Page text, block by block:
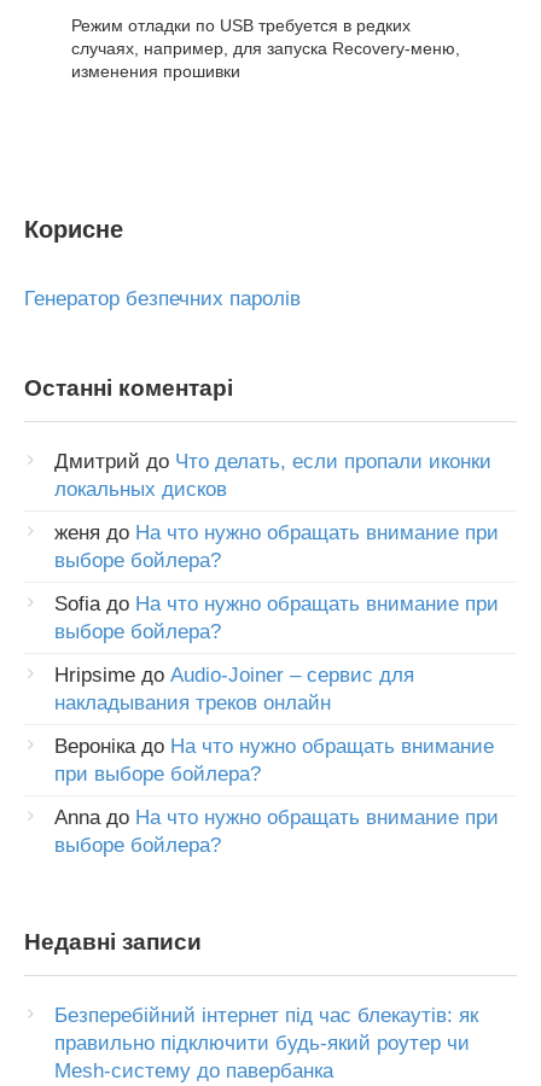
Режим отладки по USB требуется в редких
случаях, например, для запуска Recovery-меню,
изменения прошивки
Корисне
Генератор безпечних паролів
Останні коментарі
Дмитрий до Что делать, если пропали иконки
локальных дисков
женя до На что нужно обращать внимание при
выборе бойлера?
Sofiaдо На что нужно обращать внимание при
выборе бойлера?
Hripsime до Audio-Joiner – сервис для
накладывания треков онлайн
Веронікадо На что нужно обращать внимание
при выборе бойлера?
Annaдо На что нужно обращать внимание при
выборе бойлера?
Недавні записи
Безперебійний інтернет під час блекаутів: як
правильно підключити будь-який роутер чи
Mesh-систему до павербанка